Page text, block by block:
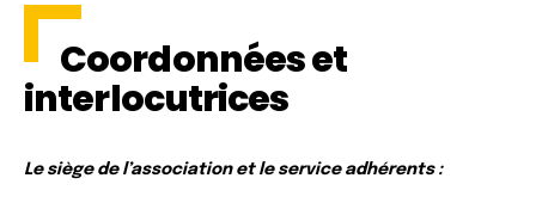
Coordonnées et
interlocutrices
Le siège de l’association et le service adhérents :